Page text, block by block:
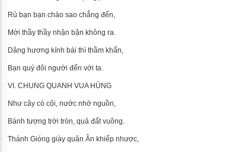
Rủ bạn bạn chào sao chẳng đến,
Mời thầy thầy nhận bận không ra.
Dâng hương kính bái thì thầm khấn,
Bạn quý đôi người đến với ta.
VI. CHUNG QUANH VUA HÙNG
Như cây có cội, nước nhờ nguồn,
Bánh tượng trời tròn, quả đất vuông.
Thánh Gióng giày quân Ân khiếp nhược,